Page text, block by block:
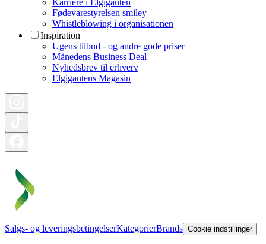
Karriere i Elgiganten
Fødevarestyrelsen smiley
Whistleblowing i organisationen
Inspiration
Ugens tilbud - og andre gode priser
Månedens Business Deal
Nyhedsbrev til erhverv
Elgigantens Magasin
Salgs- og leveringsbetingelserKategorierBrands Cookie indstillinger